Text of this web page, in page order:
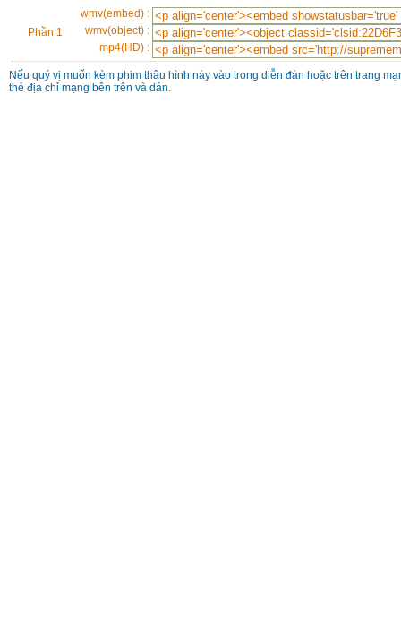
Phần 1
wmv(embed) :
wmv(object) :
mp4(HD) :
Nếu quý vị muốn kèm phim thâu hình này vào trong diễn đàn hoặc trên trang
thẻ địa chỉ mạng bên trên và dán.